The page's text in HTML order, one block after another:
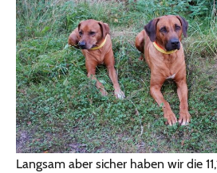
Langsam aber sicher haben wir die